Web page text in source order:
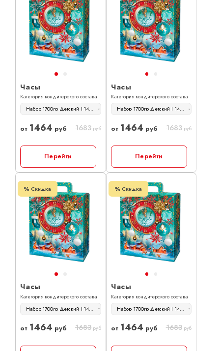
Часы
Категория кондитерского состава
Набор 1700гр Детский | 1464 руб
от 1464 руб 1683 руб
Перейти
Часы
Категория кондитерского состава
Набор 1700гр Детский | 1464 руб
от 1464 руб 1683 руб
Перейти
Скидка
Часы
Категория кондитерского состава
Набор 1700гр Детский | 1464 руб
от 1464 руб 1683 руб
Скидка
Часы
Категория кондитерского состава
Набор 1700гр Детский | 1464 руб
от 1464 руб 1683 руб